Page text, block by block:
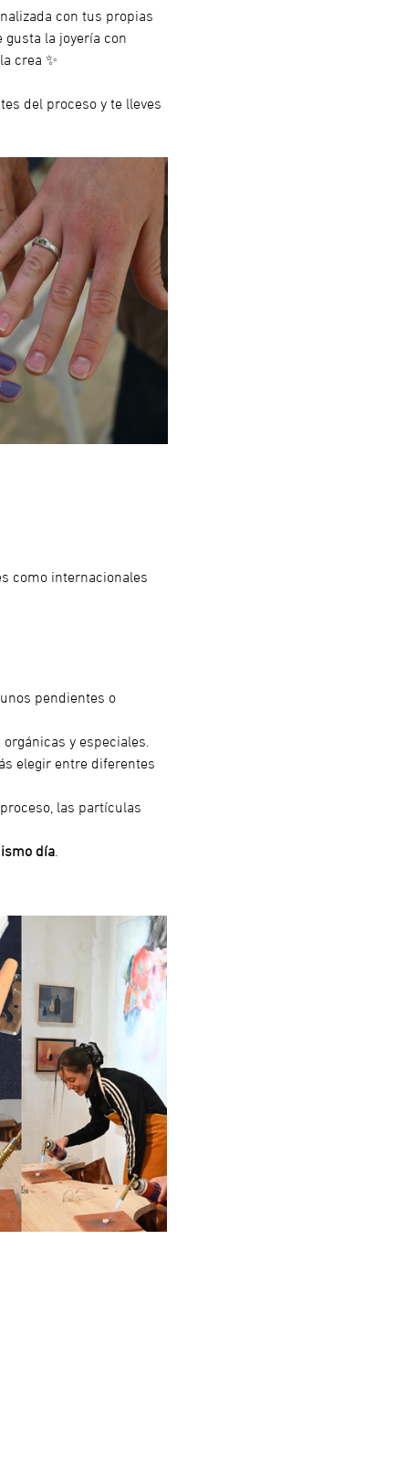
con tus propias
la joyería con
crea ✨
del proceso y te lleves
como internacionales
pendientes o
y especiales.
elegir entre diferentes
las partículas
día.